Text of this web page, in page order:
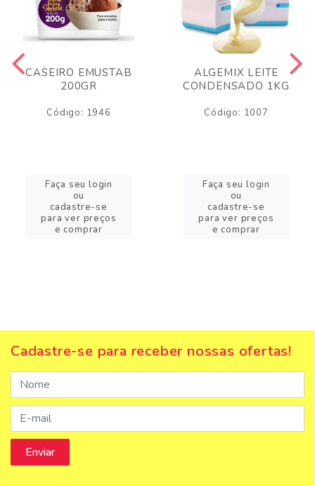
CASEIRO EMUSTAB
200GR
Código: 1946
Faça seu login
ou
cadastre-se
para ver preços
e comprar
ALGEMIX LEITE
CONDENSADO 1KG
Código: 1007
Faça seu login
ou
cadastre-se
para ver preços
e comprar
Cadastre-se para receber nossas ofertas!